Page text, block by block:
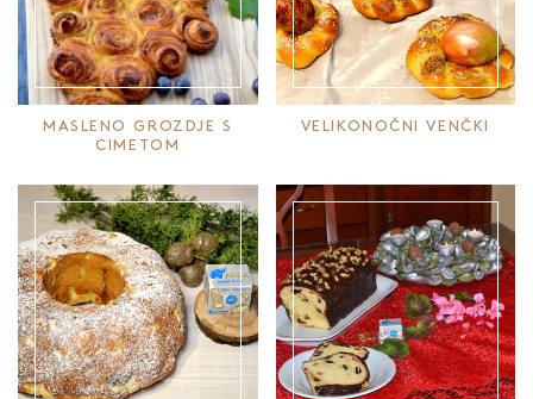
MASLENO GROZDJE S
CIMETOM
VELIKONOČNI VENČKI